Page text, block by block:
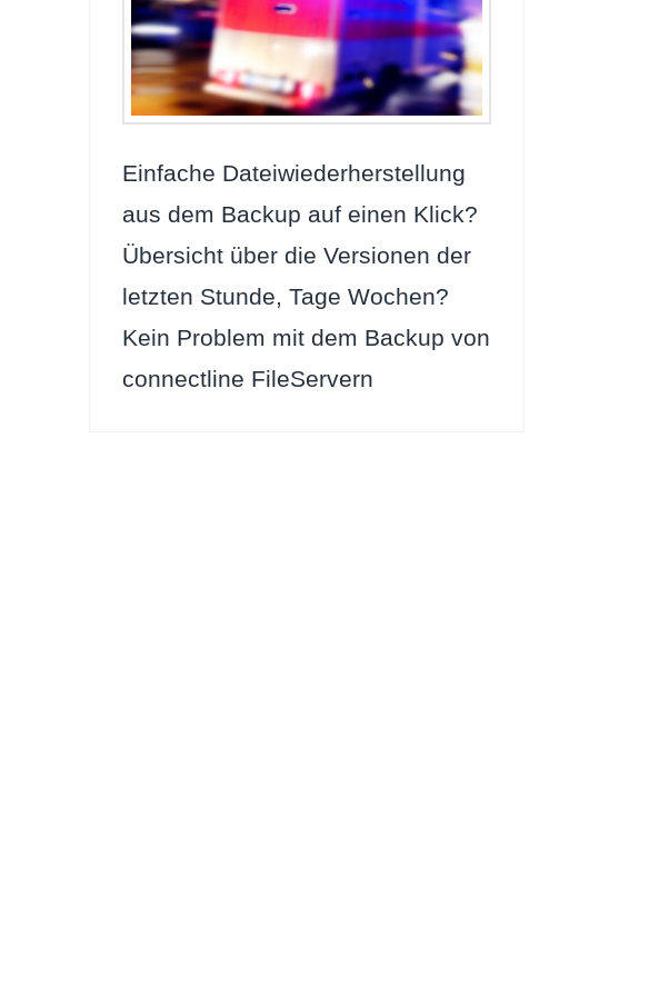
Einfache Dateiwiederherstellung
aus dem Backup auf einen Klick?
Übersicht über die Versionen der
letzten Stunde, Tage Wochen?
Kein Problem mit dem Backup von
connectline FileServern